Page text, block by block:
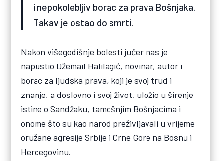
i nepokolebljiv borac za prava Bošnjaka.
Takav je ostao do smrti.
Nakon višegodišnje bolesti jučer nas je
napustio Džemail Halilagić, novinar, autor i
borac za ljudska prava, koji je svoj trud i
znanje, a doslovno i svoj život, uložio u širenje
istine o Sandžaku, tamošnjim Bošnjacima i
onome što su kao narod preživljavali u vrijeme
oružane agresije Srbije i Crne Gore na Bosnu i
Hercegovinu.